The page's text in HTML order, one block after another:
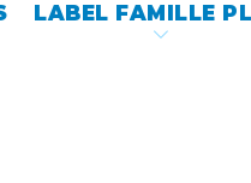
LABEL FAMILLE